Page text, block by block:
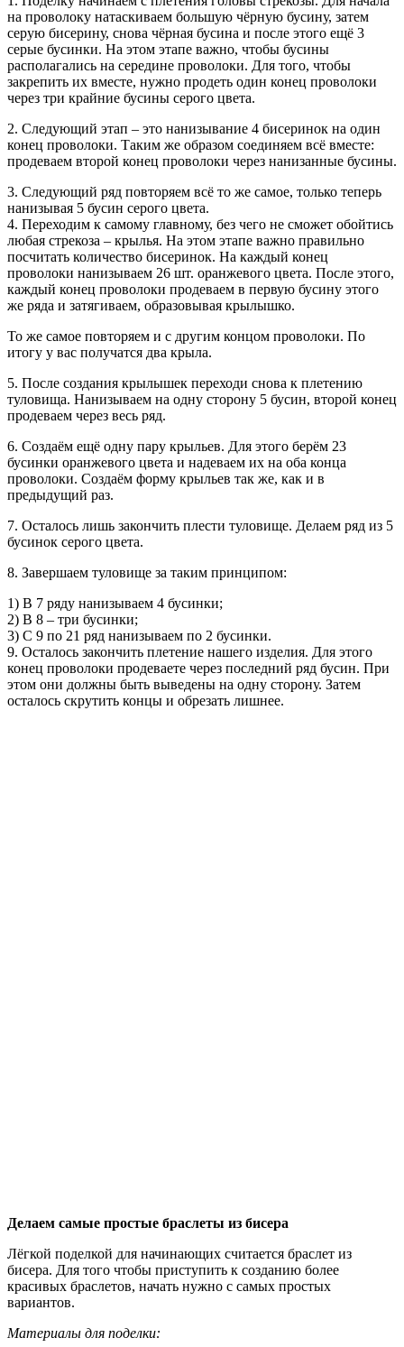
на проволоку натаскиваем большую чёрную бусину, затем
серую бисерину, снова чёрная бусина и после этого ещё 3
серые бусинки. На этом этапе важно, чтобы бусины
располагались на середине проволоки. Для того, чтобы
закрепить их вместе, нужно продеть один конец проволоки
через три крайние бусины серого цвета.
2. Следующий этап – это нанизывание 4 бисеринок на один
конец проволоки. Таким же образом соединяем всё вместе:
продеваем второй конец проволоки через нанизанные бусины.
3. Следующий ряд повторяем всё то же самое, только теперь
нанизывая 5 бусин серого цвета.
4. Переходим к самому главному, без чего не сможет обойтись
любая стрекоза – крылья. На этом этапе важно правильно
посчитать количество бисеринок. На каждый конец
проволоки нанизываем 26 шт. оранжевого цвета. После этого,
каждый конец проволоки продеваем в первую бусину этого
же ряда и затягиваем, образовывая крылышко.
То же самое повторяем и с другим концом проволоки. По
итогу у вас получатся два крыла.
5. После создания крылышек переходи снова к плетению
туловища. Нанизываем на одну сторону 5 бусин, второй конец
продеваем через весь ряд.
6. Создаём ещё одну пару крыльев. Для этого берём 23
бусинки оранжевого цвета и надеваем их на оба конца
проволоки. Создаём форму крыльев так же, как и в
предыдущий раз.
7. Осталось лишь закончить плести туловище. Делаем ряд из 5
бусинок серого цвета.
8. Завершаем туловище за таким принципом:
1) В 7 ряду нанизываем 4 бусинки;
2) В 8 – три бусинки;
3) С 9 по 21 ряд нанизываем по 2 бусинки.
9. Осталось закончить плетение нашего изделия. Для этого
конец проволоки продеваете через последний ряд бусин. При
этом они должны быть выведены на одну сторону. Затем
осталось скрутить концы и обрезать лишнее.
Делаем самые простые браслеты из бисера
Лёгкой поделкой для начинающих считается браслет из
бисера. Для того чтобы приступить к созданию более
красивых браслетов, начать нужно с самых простых
вариантов.
Материалы для поделки: